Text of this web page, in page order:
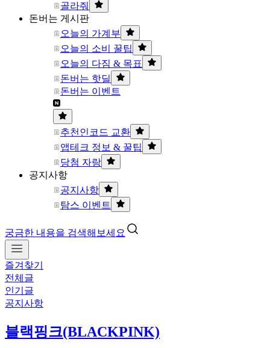
골라줘
돈버는 게시판
오늘의 가계부
오늘의 소비 꿀팁
오늘의 다짐 & 목표
돈버는 핫딜
돈버는 이벤트
추천인코드 교환
앱테크 정보 & 꿀팁
당첨 자랑
공지사항
공지사항
탐스 이벤트
궁금한 내용을 검색해보세요
즐겨찾기
전체글
인기글
공지사항
블랙핑크(BLACKPINK)